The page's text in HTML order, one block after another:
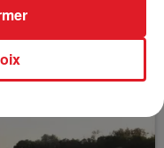
HOMICIDE
LA...